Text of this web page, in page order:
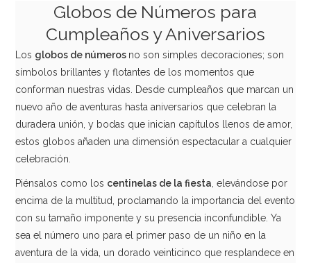
8,95€
AÑADIR
Globos de Números para
Cumpleaños y Aniversarios
Los globos de números no son simples decoraciones; son
símbolos brillantes y flotantes de los momentos que
conforman nuestras vidas. Desde cumpleaños que marcan un
nuevo año de aventuras hasta aniversarios que celebran la
duradera unión, y bodas que inician capítulos llenos de amor,
estos globos añaden una dimensión espectacular a cualquier
celebración.
Piénsalos como los centinelas de la fiesta , elevándose por
encima de la multitud, proclamando la importancia del evento
con su tamaño imponente y su presencia inconfundible. Ya
sea el número uno para el primer paso de un niño en la
aventura de la vida, un dorado veinticinco que resplandece en